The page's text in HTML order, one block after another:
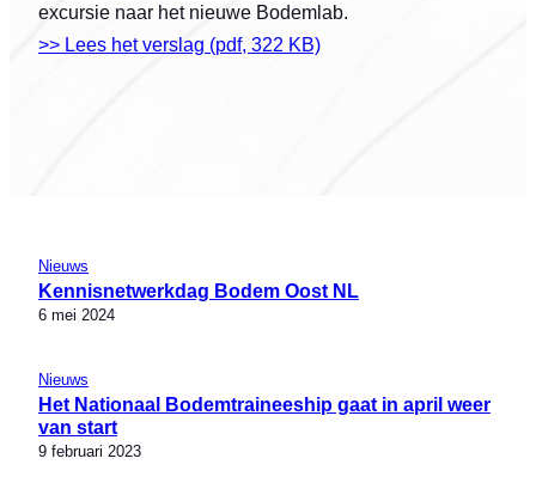
excursie naar het nieuwe Bodemlab.
>> Lees het verslag (pdf, 322 KB)
Nieuws
Kennisnetwerkdag Bodem Oost NL
6 mei 2024
Nieuws
Het Nationaal Bodemtraineeship gaat in april weer
van start
9 februari 2023